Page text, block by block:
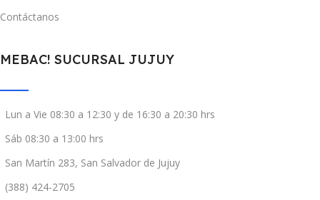
Contáctanos
MEBAC! SUCURSAL JUJUY
Lun a Vie 08:30 a 12:30 y de 16:30 a 20:30 hrs
Sáb 08:30 a 13:00 hrs
San Martín 283, San Salvador de Jujuy
(388) 424-2705